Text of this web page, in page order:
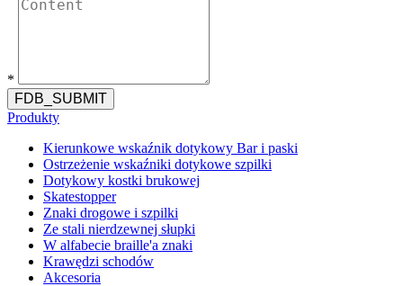
*
FDB_SUBMIT
Produkty
Kierunkowe wskaźnik dotykowy Bar i paski
Ostrzeżenie wskaźniki dotykowe szpilki
Dotykowy kostki brukowej
Skatestopper
Znaki drogowe i szpilki
Ze stali nierdzewnej słupki
W alfabecie braille'a znaki
Krawędzi schodów
Akcesoria